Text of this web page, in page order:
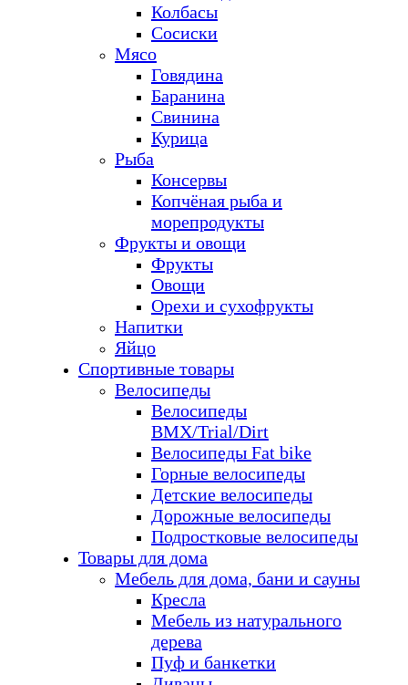
Колбасы
Сосиски
Мясо
Говядина
Баранина
Свинина
Курица
Рыба
Консервы
Копчёная рыба и
морепродукты
Фрукты и овощи
Фрукты
Овощи
Орехи и сухофрукты
Напитки
Яйцо
Спортивные товары
Велосипеды
Велосипеды
BMX/Trial/Dirt
Велосипеды Fat bike
Горные велосипеды
Детские велосипеды
Дорожные велосипеды
Подростковые велосипеды
Товары для дома
Мебель для дома, бани и сауны
Кресла
Мебель из натурального
дерева
Пуф и банкетки